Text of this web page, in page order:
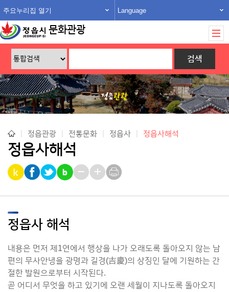
주요누리집 열기 Language
문화관광
정읍관광 전통문화 정읍사 정읍사해석
정읍사해석
정읍사 해석
내용은 먼저 제1연에서 행상을 나가 오래도록 돌아오지 않는 남
편의 무사안녕을 광명과 길경(吉慶)의 상징인 달에 기원하는 간
절한 발원으로부터 시작된다.
곧 어디서 무엇을 하고 있기에 오랜 세월이 지나도록 돌아오지